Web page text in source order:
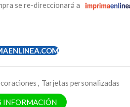
se re-direccionará a
, Tarjetas personalizadas
INFORMACIÓN